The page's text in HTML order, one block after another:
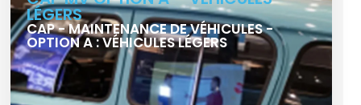
LÉGERS
CAP - MAINTENANCE DE VÉHICULES -
OPTION A : VÉHICULES LÉGERS